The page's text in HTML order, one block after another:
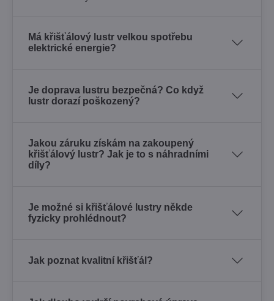
Má křišťálový lustr velkou spotřebu
elektrické energie?
Je doprava lustru bezpečná? Co když
lustr dorazí poškozený?
Jakou záruku získám na zakoupený
křišťálový lustr? Jak je to s náhradními
díly?
Je možné si křišťálové lustry někde
fyzicky prohlédnout?
Jak poznat kvalitní křišťál?